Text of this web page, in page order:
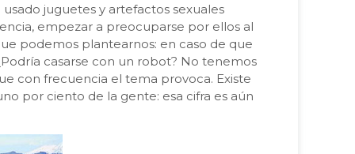
juguetes y artefactos sexuales
empezar a preocuparse por ellos al
podemos plantearnos: en caso de que
casarse con un robot? No tenemos
con frecuencia el tema provoca. Existe
por ciento de la gente: esa cifra es aún